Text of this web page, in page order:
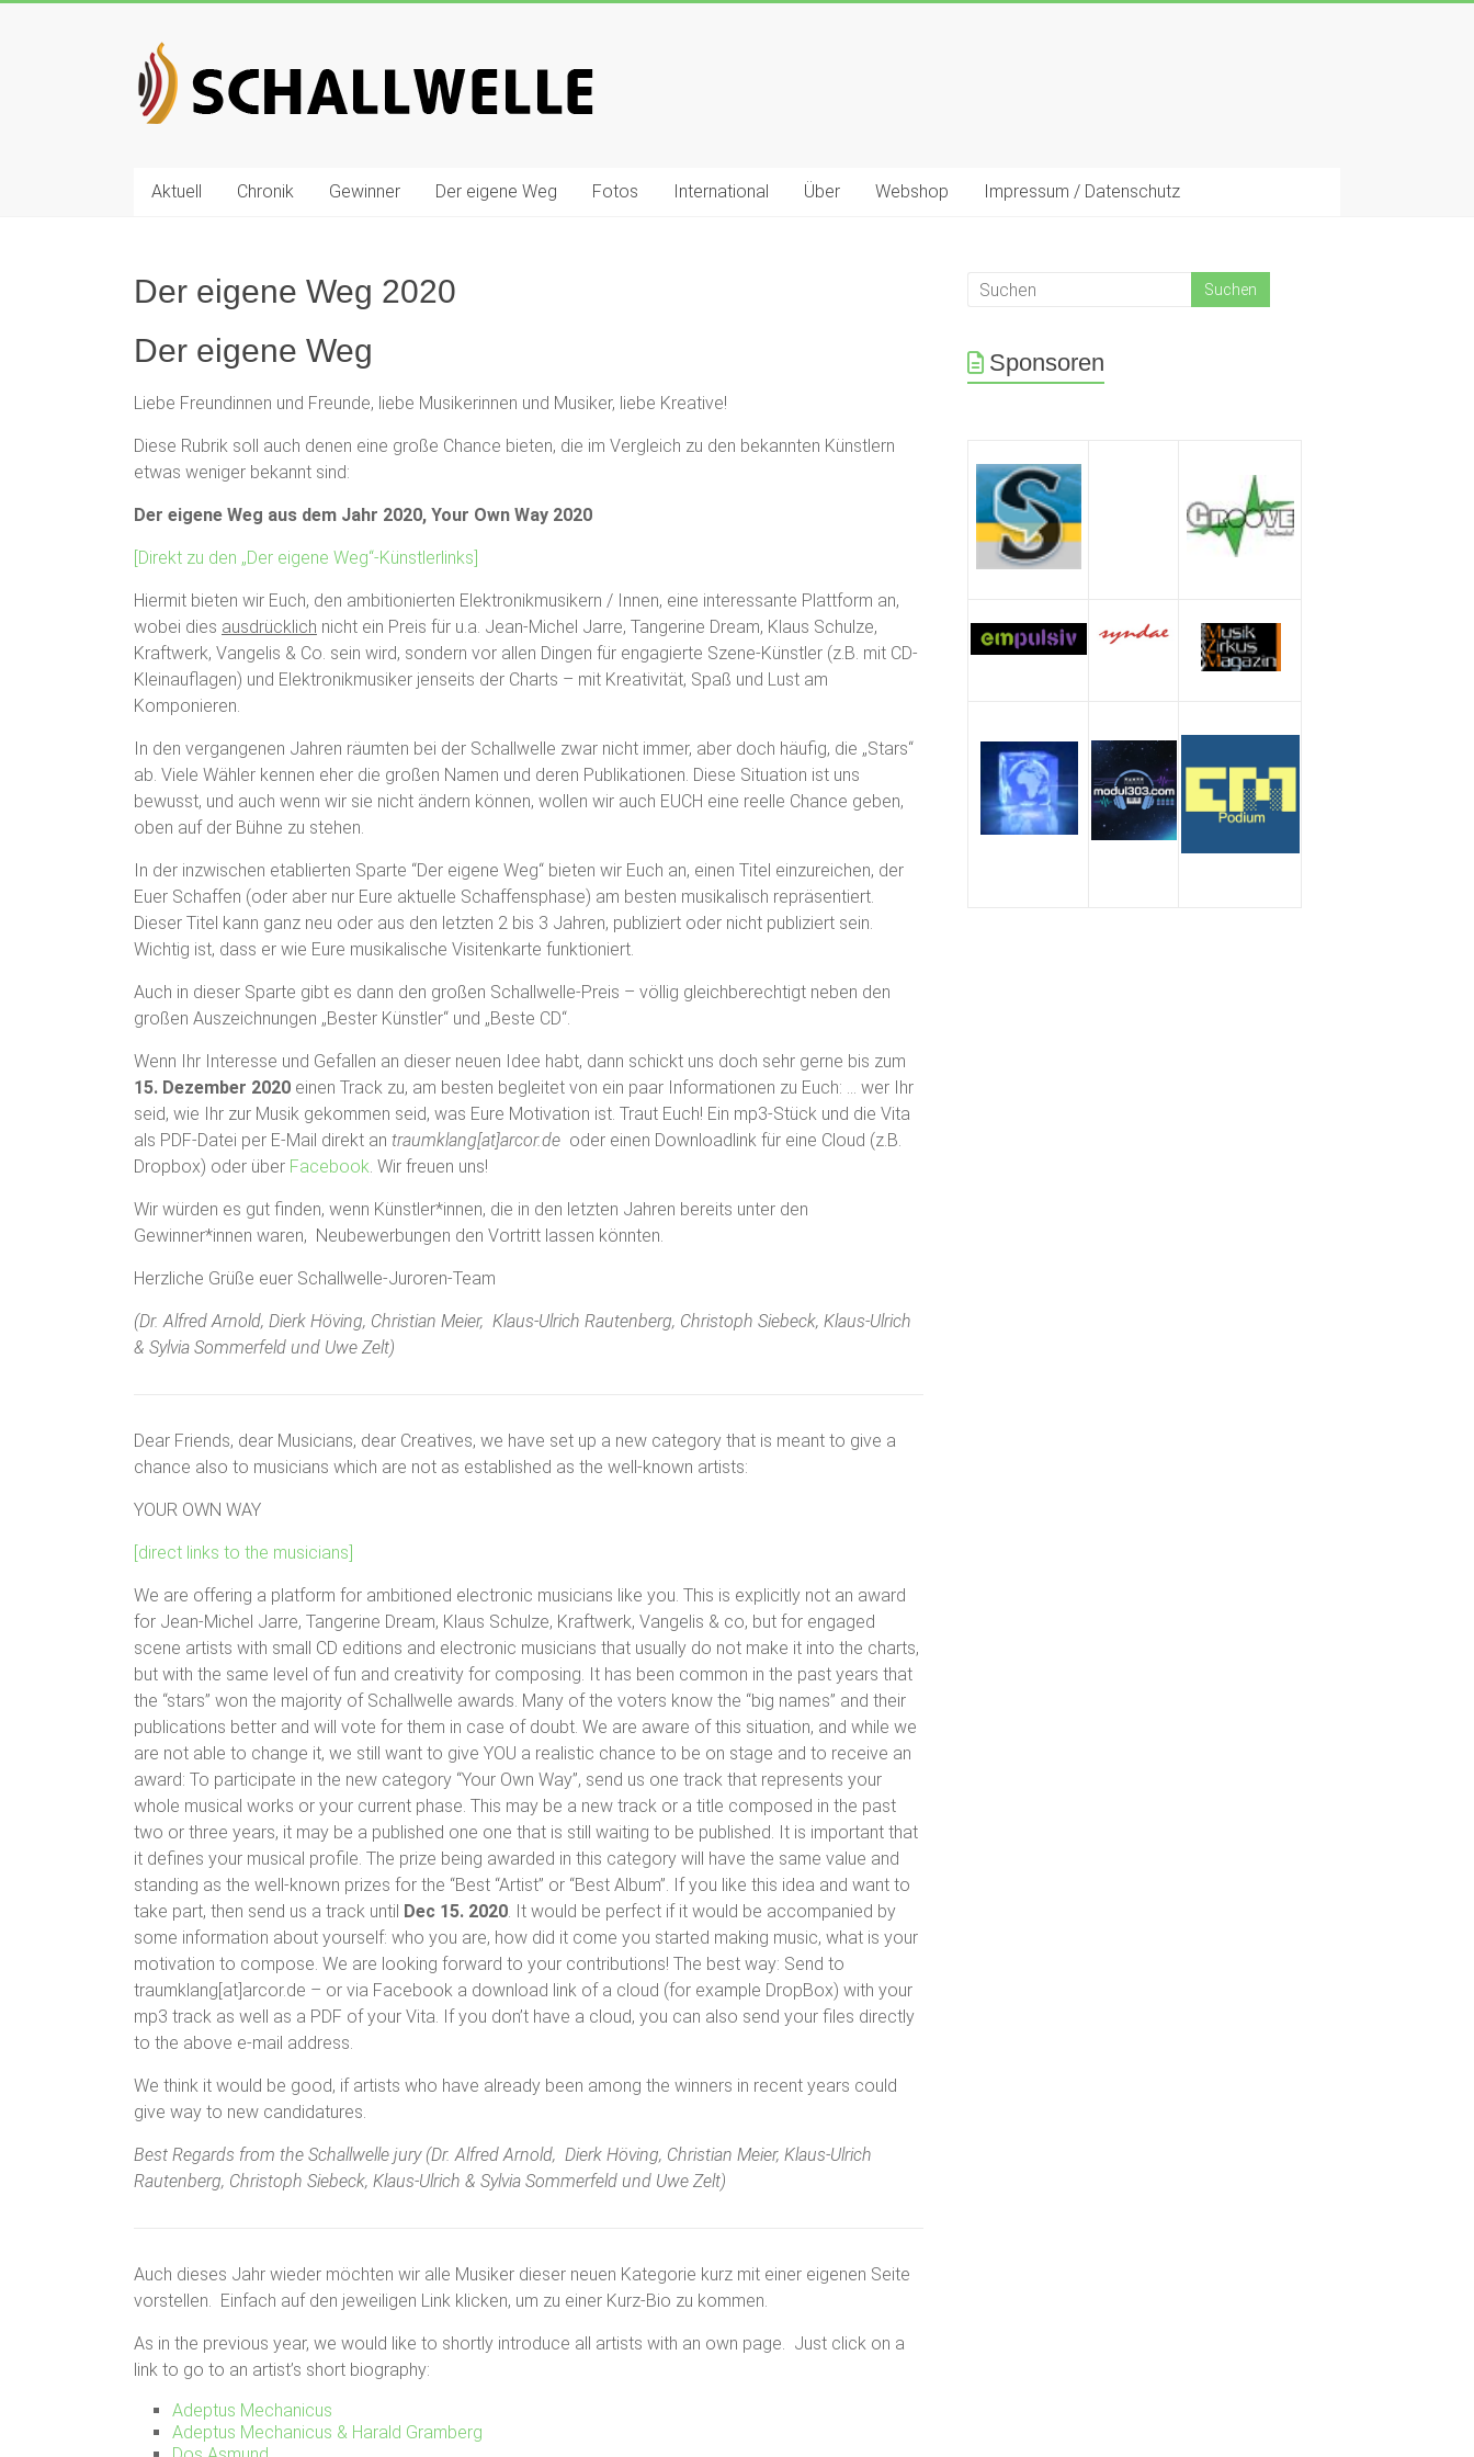
Schallwelle
Preis
fürAktuell Chronik Gewinner Der eigene Weg Fotos International Über Webshop Impressum / Datenschutz
Der eigene Weg 2020
Der eigene Weg
Liebe Freundinnen und Freunde, liebe Musikerinnen und Musiker, liebe Kreative!
Diese Rubrik soll auch denen eine große Chance bieten, die im Vergleich zu den bekannten Künstlern
etwas weniger bekannt sind:
Der eigene Weg aus dem Jahr 2020, Your Own Way 2020
[Direkt zu den „Der eigene Weg“-Künstlerlinks]
Hiermit bieten wir Euch, den ambitionierten Elektronikmusikern / Innen, eine interessante Plattform an,
wobei dies ausdrücklich nicht ein Preis für u.a. Jean-Michel Jarre, Tangerine Dream, Klaus Schulze,
Kraftwerk, Vangelis & Co. sein wird, sondern vor allen Dingen für engagierte Szene-Künstler (z.B. mit CD-
Kleinauflagen) und Elektronikmusiker jenseits der Charts – mit Kreativität, Spaß und Lust am
Komponieren.
In den vergangenen Jahren räumten bei der Schallwelle zwar nicht immer, aber doch häufig, die „Stars“
ab. Viele Wähler kennen eher die großen Namen und deren Publikationen. Diese Situation ist uns
bewusst, und auch wenn wir sie nicht ändern können, wollen wir auch EUCH eine reelle Chance geben,
oben auf der Bühne zu stehen.
In der inzwischen etablierten Sparte “Der eigene Weg“ bieten wir Euch an, einen Titel einzureichen, der
Euer Schaffen (oder aber nur Eure aktuelle Schaffensphase) am besten musikalisch repräsentiert.
Dieser Titel kann ganz neu oder aus den letzten 2 bis 3 Jahren, publiziert oder nicht publiziert sein.
Wichtig ist, dass er wie Eure musikalische Visitenkarte funktioniert.
Auch in dieser Sparte gibt es dann den großen Schallwelle-Preis – völlig gleichberechtigt neben den
großen Auszeichnungen „Bester Künstler“ und „Beste CD“.
Wenn Ihr Interesse und Gefallen an dieser neuen Idee habt, dann schickt uns doch sehr gerne bis zum
15. Dezember 2020 einen Track zu, am besten begleitet von ein paar Informationen zu Euch: … wer Ihr
seid, wie Ihr zur Musik gekommen seid, was Eure Motivation ist. Traut Euch! Ein mp3-Stück und die Vita
als PDF-Datei per E-Mail direkt an traumklang[at]arcor.de oder einen Downloadlink für eine Cloud (z.B.
Dropbox) oder über Facebook. Wir freuen uns!
Wir würden es gut finden, wenn Künstler*innen, die in den letzten Jahren bereits unter den
Gewinner*innen waren, Neubewerbungen den Vortritt lassen könnten.
Herzliche Grüße euer Schallwelle-Juroren-Team
(Dr. Alfred Arnold, Dierk Höving, Christian Meier, Klaus-Ulrich Rautenberg, Christoph Siebeck, Klaus-Ulrich
& Sylvia Sommerfeld und Uwe Zelt)
Dear Friends, dear Musicians, dear Creatives, we have set up a new category that is meant to give a
chance also to musicians which are not as established as the well-known artists:
YOUR OWN WAY
[direct links to the musicians]
We are offering a platform for ambitioned electronic musicians like you. This is explicitly not an award
for Jean-Michel Jarre, Tangerine Dream, Klaus Schulze, Kraftwerk, Vangelis & co, but for engaged
scene artists with small CD editions and electronic musicians that usually do not make it into the charts,
but with the same level of fun and creativity for composing. It has been common in the past years that
the “stars” won the majority of Schallwelle awards. Many of the voters know the “big names” and their
publications better and will vote for them in case of doubt. We are aware of this situation, and while we
are not able to change it, we still want to give YOU a realistic chance to be on stage and to receive an
award: To participate in the new category “Your Own Way”, send us one track that represents your
whole musical works or your current phase. This may be a new track or a title composed in the past
two or three years, it may be a published one one that is still waiting to be published. It is important that
it defines your musical profile. The prize being awarded in this category will have the same value and
standing as the well-known prizes for the “Best “Artist” or “Best Album”. If you like this idea and want to
take part, then send us a track until Dec 15. 2020. It would be perfect if it would be accompanied by
some information about yourself: who you are, how did it come you started making music, what is your
motivation to compose. We are looking forward to your contributions! The best way: Send to
traumklang[at]arcor.de – or via Facebook a download link of a cloud (for example DropBox) with your
mp3 track as well as a PDF of your Vita. If you don’t have a cloud, you can also send your files directly
to the above e-mail address.
We think it would be good, if artists who have already been among the winners in recent years could
give way to new candidatures.
Best Regards from the Schallwelle jury (Dr. Alfred Arnold, Dierk Höving, Christian Meier, Klaus-Ulrich
Rautenberg, Christoph Siebeck, Klaus-Ulrich & Sylvia Sommerfeld und Uwe Zelt)
Auch dieses Jahr wieder möchten wir alle Musiker dieser neuen Kategorie kurz mit einer eigenen Seite
vorstellen. Einfach auf den jeweiligen Link klicken, um zu einer Kurz-Bio zu kommen.
As in the previous year, we would like to shortly introduce all artists with an own page. Just click on a
link to go to an artist’s short biography:
Adeptus Mechanicus
Adeptus Mechanicus & Harald Gramberg
Sponsoren